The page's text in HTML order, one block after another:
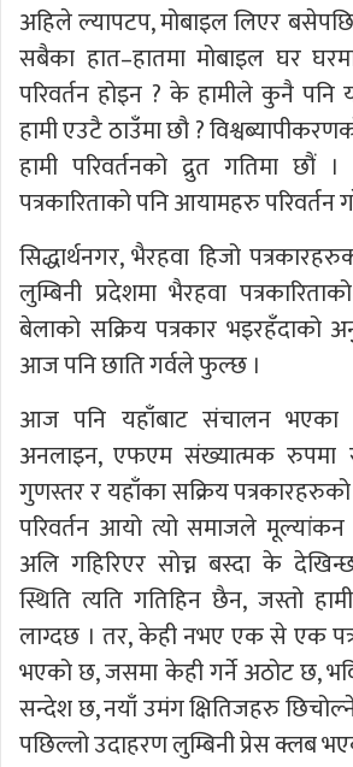
अहिले ल्यापटप, मोबाइल लिएर
सबैका हात–हातमा मोबाइल घर
परिवर्तन होइन ? के हामीले कुनै पनि
हामी एउटै ठाउँमा छौ ?
हामी परिवर्तनको द्रुत गतिमा छौं
पत्रकारिताको पनि आयामहरु परिवर्तन
सिद्धार्थनगर, भैरहवा हिजो
लुम्बिनी प्रदेशमा भैरहवा
बेलाको सक्रिय पत्रकार भइरहँदाको
आज पनि छाति गर्वले फुल्छ ।
आज पनि यहाँबाट संचालन भएका
अनलाइन, एफएम संख्यात्मक रुपमा
गुणस्तर र यहाँका सक्रिय
परिवर्तन आयो त्यो समाजले मूल्यांकन
अलि गहिरिएर सोच्न बस्दा के
स्थिति त्यति गतिहिन छैन, जस्तो
लाग्दछ । तर, केही नभए एक से एक
भएको छ, जसमा केही गर्ने अठोट छ,
सन्देश छ, नयाँ उमंग क्षितिजहरु
पछिल्लो उदाहरण लुम्बिनी प्रेस क्लब